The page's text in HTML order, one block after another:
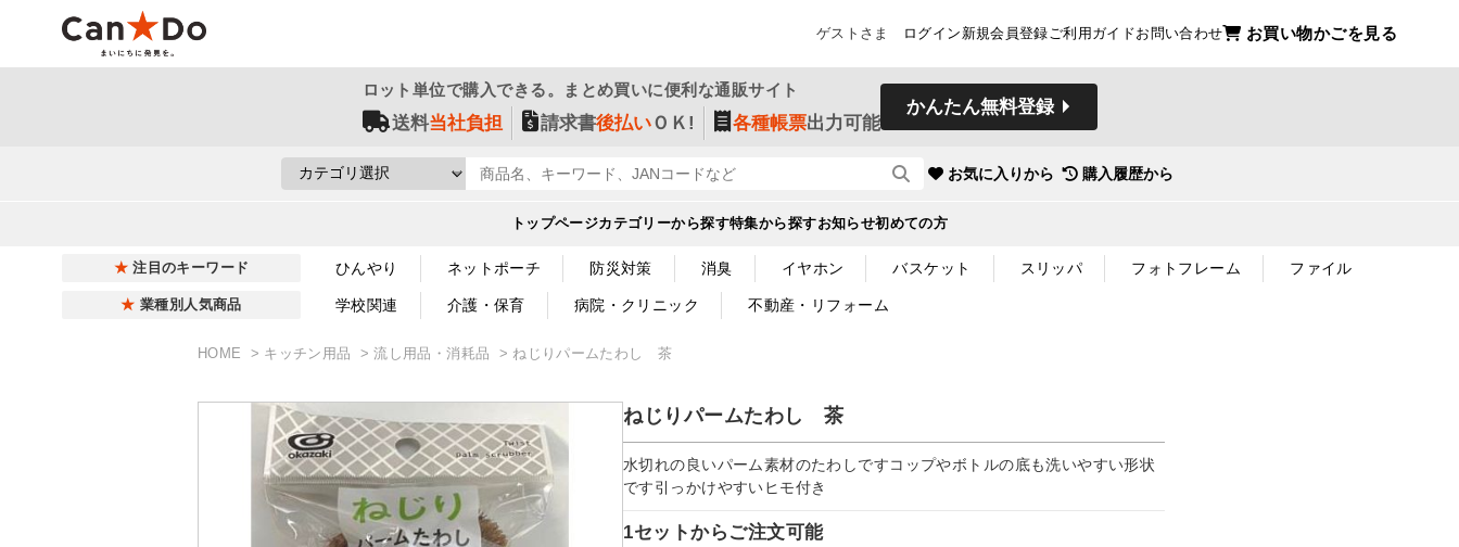
ゲストさま ログイン 新規会員登録ご利用ガイドお問い合わせ お買い物かごを見る
ロット単位で購入できる。まとめ買いに便利な通販サイト
送料当社負担 請求書後払いＯＫ! 各種帳票出力可能
かんたん無料登録
お気に入りから 購入履歴から
トップページカテゴリーから探す特集から探すお知らせ初めての方
注目のキーワード ひんやり ネットポーチ 防災対策 消臭 イヤホン バスケット スリッパ フォトフレーム ファイル
業種別人気商品 学校関連 介護・保育 病院・クリニック 不動産・リフォーム
HOME キッチン用品 流し用品・消耗品 ねじりパームたわし 茶
ねじりパームたわし 茶
水切れの良いパーム素材のたわしですコップやボトルの底も洗いやすい形状
です引っかけやすいヒモ付き
1セットからご注文可能